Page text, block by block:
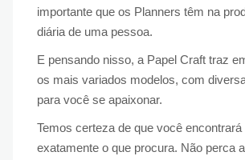
importante que os Planners têm na
diária de uma pessoa.
E pensando nisso, a Papel Craft traz
os mais variados modelos, com
para você se apaixonar.
Temos certeza de que você encontrará
exatamente o que procura. Não perca